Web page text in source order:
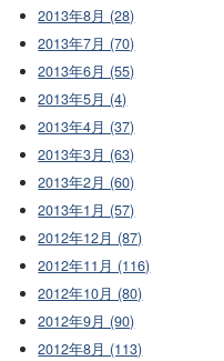
2013年8月 (28)
2013年7月 (70)
2013年6月 (55)
2013年5月 (4)
2013年4月 (37)
2013年3月 (63)
2013年2月 (60)
2013年1月 (57)
2012年12月 (87)
2012年11月 (116)
2012年10月 (80)
2012年9月 (90)
2012年8月 (113)